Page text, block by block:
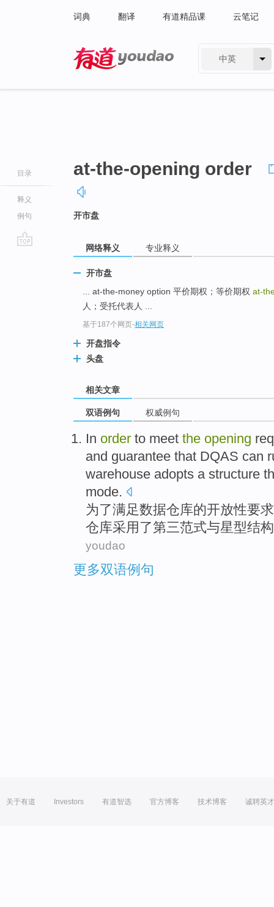
词典 翻译 有道精品课 云笔记
中英
目录
释义
例句
at-the-opening order
开市盘
网络释义 专业释义
开市盘
... at-the-money option 平价期权；等价期权 at-
人；受托代表人 ...
基于187个网页-相关网页
开盘指令
头盘
相关文章
双语例句 权威例句
In order to meet the opening
and guarantee that DQAS can
warehouse adopts a structure
mode.
为了满足数据仓库的开放性要求
仓库采用 了第三范式与星型结构
youdao
更多双语例句
关于有道 Investors 有道智选 官方博客 技术博客 诚聘英才